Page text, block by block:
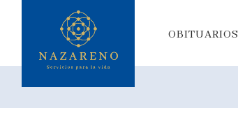
OBITUARIOS